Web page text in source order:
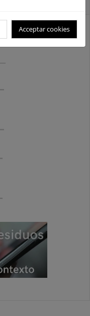
Acceptar cookies